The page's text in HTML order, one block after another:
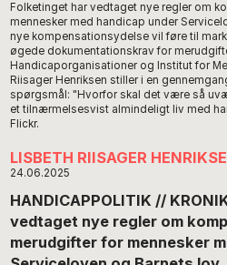
Folketinget har vedtaget nye regler om
mennesker med handicap under
nye kompensationsydelse vil føre til
øgede dokumentationskrav for
Handicaporganisationer og Institut for
Riisager Henriksen stiller i en
spørgsmål: "Hvorfor skal det være så
et tilnærmelsesvist almindeligt liv med
Flickr.
LISBETH RIISAGER
24.06.2025
HANDICAPPOLITIK //
vedtaget nye regler om
merudgifter for mennesker